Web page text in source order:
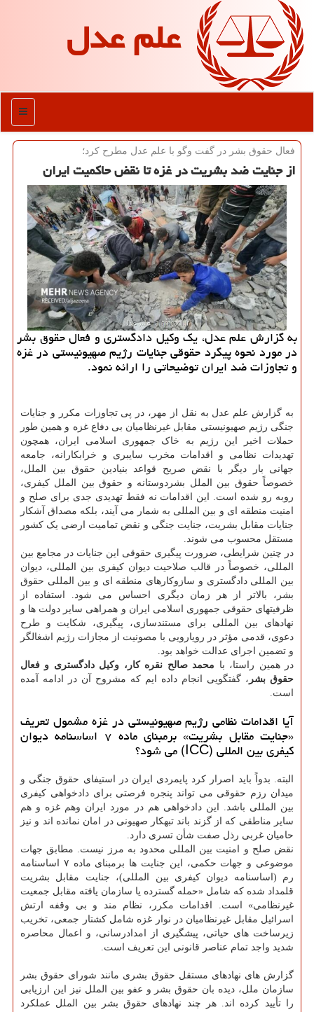
علم عدل
منو
فعال حقوق بشر در گفت وگو با علم عدل مطرح كرد؛
از جنایت ضد بشریت در غزه تا نقض حاکمیت ایران
به گزارش علم عدل، یک وکیل دادگستری و فعال حقوق بشر
در مورد نحوه پیگرد حقوقی جنایات رژیم صهیونیستی در غزه
و تجاوزات ضد ایران توضیحاتی را ارائه نمود.
به گزارش علم عدل به نقل از مهر، در پی تجاوزات مکرر و جنایات
جنگی رژیم صهیونیستی مقابل غیرنظامیان بی دفاع غزه و همین طور
حملات اخیر این رژیم به خاک جمهوری اسلامی ایران، همچون
تهدیدات نظامی و اقدامات مخرب سایبری و خرابکارانه، جامعه
جهانی بار دیگر با نقض صریح قواعد بنیادین حقوق بین الملل،
خصوصاً حقوق بین الملل بشردوستانه و حقوق بین الملل کیفری،
روبه رو شده است. این اقدامات نه فقط تهدیدی جدی برای صلح و
امنیت منطقه ای و بین المللی به شمار می آیند، بلکه مصداق آشکار
جنایات مقابل بشریت، جنایت جنگی و نقض تمامیت ارضی یک کشور
مستقل محسوب می شوند.
در چنین شرایطی، ضرورت پیگیری حقوقی این جنایات در مجامع بین
المللی، خصوصاً در قالب صلاحیت دیوان کیفری بین المللی، دیوان
بین المللی دادگستری و سازوکارهای منطقه ای و بین المللی حقوق
بشر، بالاتر از هر زمان دیگری احساس می شود. استفاده از
ظرفیتهای حقوقی جمهوری اسلامی ایران و همراهی سایر دولت ها و
نهادهای بین المللی برای مستندسازی، پیگیری، شکایت و طرح
دعوی، قدمی مؤثر در رویارویی با مصونیت از مجازات رژیم اشغالگر
و تضمین اجرای عدالت خواهد بود.
در همین راستا، با محمد صالح نقره کار، وکیل دادگستری و فعال
حقوق بشر ، گفتگویی انجام داده ایم که مشروح آن در ادامه آمده
است.
آیا اقدامات نظامی رژیم صهیونیستی در غزه مشمول تعریف
«جنایت مقابل بشریت» برمبنای ماده ۷ اساسنامه دیوان
کیفری بین المللی (ICC) می شود؟
البته. بدواً باید اصرار کرد پایمردی ایران در استیفای حقوق جنگی و
میدان رزم حقوقی می تواند پنجره فرصتی برای دادخواهی کیفری
بین المللی باشد. این دادخواهی هم در مورد ایران وهم غزه و هم
سایر مناطقی که از گزند باند تبهکار صهیونی در امان نمانده اند و نیز
حامیان غربی رذل صفت شأن تسری دارد.
نقض صلح و امنیت بین المللی محدود به مرز نیست. مطابق جهات
موضوعی و جهات حکمی، این جنایت ها برمبنای ماده ۷ اساسنامه
رم (اساسنامه دیوان کیفری بین المللی)، جنایت مقابل بشریت
قلمداد شده که شامل «حمله گسترده یا سازمان یافته مقابل جمعیت
غیرنظامی» است. اقدامات مکرر، نظام مند و بی وقفه ارتش
اسرائیل مقابل غیرنظامیان در نوار غزه شامل کشتار جمعی، تخریب
زیرساخت های حیاتی، پیشگیری از امدادرسانی، و اعمال محاصره
شدید واجد تمام عناصر قانونی این تعریف است.
گزارش های نهادهای مستقل حقوق بشری مانند شورای حقوق بشر
سازمان ملل، دیده بان حقوق بشر و عفو بین الملل نیز این ارزیابی
را تأیید کرده اند. هر چند نهادهای حقوق بشر بین الملل عملکرد